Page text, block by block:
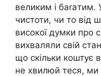
великим і баraтим.
чистоти, чи то від
високої думки про
вихваляли свій
що скільки коштує
не хвилюй теся,